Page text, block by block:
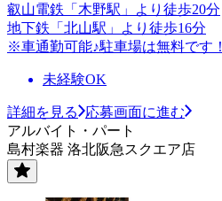
叡山電鉄「木野駅」より徒歩20分
地下鉄「北山駅」より徒歩16分
※車通勤可能♪駐車場は無料です！
未経験OK
詳細を見る
応募画面に進む
アルバイト・パート
島村楽器 洛北阪急スクエア店